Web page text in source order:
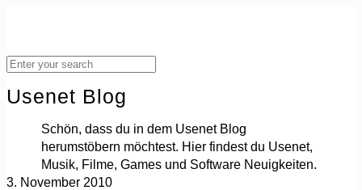
Usenet Blog
Schön, dass du in dem Usenet Blog
herumstöbern möchtest. Hier findest du Usenet,
Musik, Filme, Games und Software Neuigkeiten.
3. November 2010